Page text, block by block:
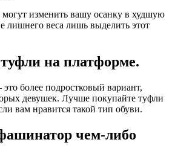
изменить вашу осанку в худшую
лишнего веса лишь выделить этот
на платформе.
более подростковый вариант,
девушек. Лучше покупайте туфли
вам нравится такой тип обуви.
чем-либо